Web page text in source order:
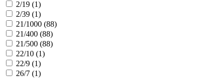
2/19 (1)
2/39 (1)
21/1000 (88)
21/400 (88)
21/500 (88)
22/10 (1)
22/9 (1)
26/7 (1)